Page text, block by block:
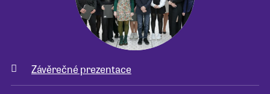
Závěrečné prezentace